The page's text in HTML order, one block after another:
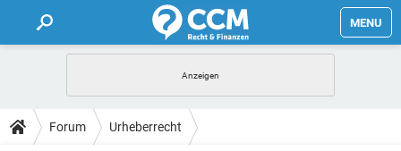
MENU
FORUM
Forum Urheberrecht